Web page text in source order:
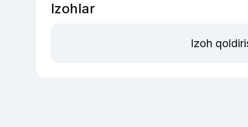
Izohlar
Izoh